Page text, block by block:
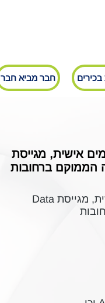
חבר מביא חבר
אישית, מגייסת
חברה גלובלית מובילה בתחום דיאגנוסטיקה רפואית וטיפולים מותאמים אישית, מגייסת Data